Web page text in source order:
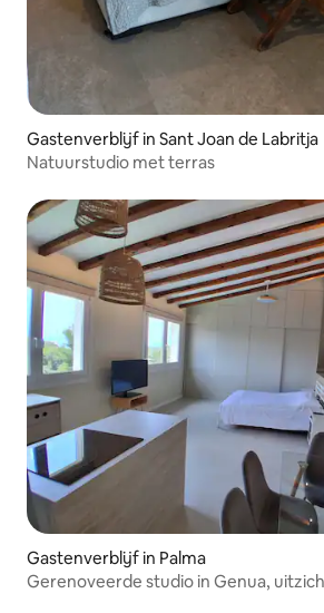
Gastenverblijf in Sant Joan de Labritja
Natuurstudio met terras
Gastenverblijf in Palma
Gerenoveerde studio in Genua,